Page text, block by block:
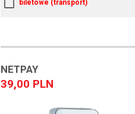
biletowe (transport)
NETPAY
39,00 PLN